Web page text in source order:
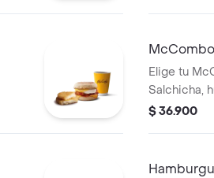
Alliance.
Elige tu
Salchicha,
libre de
Rainforest
$ 36.900